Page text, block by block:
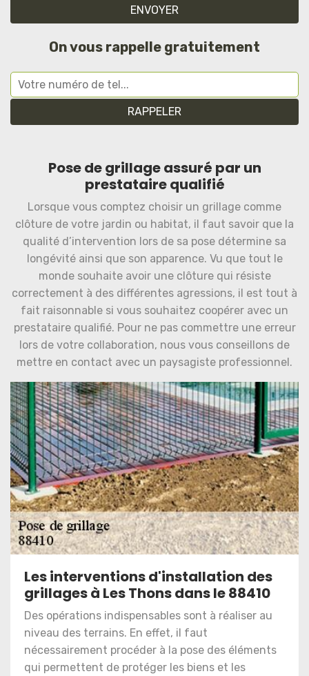
On vous rappelle gratuitement
Pose de grillage assuré par un
prestataire qualifié
Lorsque vous comptez choisir un grillage comme
clôture de votre jardin ou habitat, il faut savoir que la
qualité d’intervention lors de sa pose détermine sa
longévité ainsi que son apparence. Vu que tout le
monde souhaite avoir une clôture qui résiste
correctement à des différentes agressions, il est tout à
fait raisonnable si vous souhaitez coopérer avec un
prestataire qualifié. Pour ne pas commettre une erreur
lors de votre collaboration, nous vous conseillons de
mettre en contact avec un paysagiste professionnel.
Les interventions d'installation des
grillages à Les Thons dans le 88410
Des opérations indispensables sont à réaliser au
niveau des terrains. En effet, il faut
nécessairement procéder à la pose des éléments
qui permettent de protéger les biens et les